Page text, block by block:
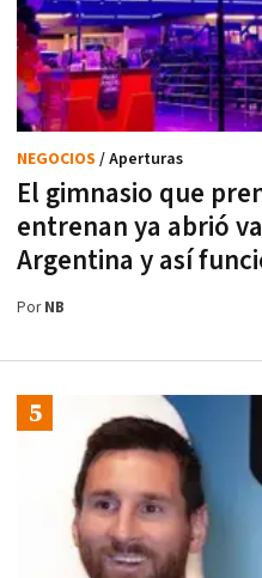
El gimnasio que
entrenan ya abrió
Argentina y así
NEGOCIOS / Aperturas
PorNB